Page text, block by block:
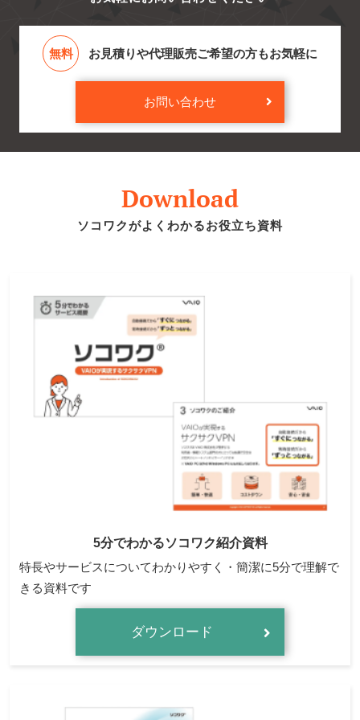
無料 お見積りや代理販売ご希望の方もお気軽に
お問い合わせ
Download
ソコワクがよくわかるお役立ち資料
5分でわかるソコワク紹介資料
特長やサービスについてわかりやすく・簡潔に5分で理解で
きる資料です
ダウンロード